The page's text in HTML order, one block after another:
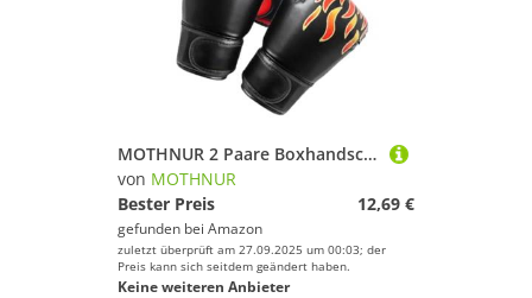
MOTHNUR 2 Paare Boxhandschuhe PU Synthetik Sparring Kickboxen Thaiboxen Trainingshandschuhe für Jungen Mädchen rutschfest Langlebig für Fitness und Kampfsport
von MOTHNUR
Bester Preis
12,69 €
gefunden bei Amazon
zuletzt überprüft am 27.09.2025 um 00:03; der
Preis kann sich seitdem geändert haben.
Keine weiteren Anbieter